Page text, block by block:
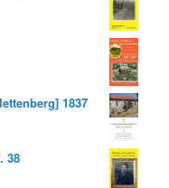
1837
38